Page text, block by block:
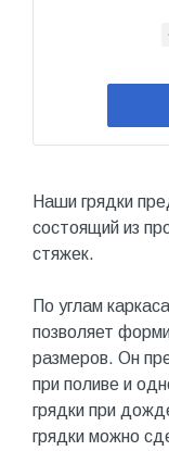
Наши грядки
состоящий из
стяжек.
По углам
позволяет
размеров. Он
при поливе и
грядки при
грядки можно